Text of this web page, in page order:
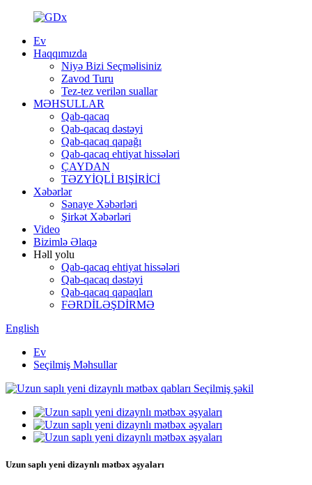
Ev
Haqqımızda
Niyə Bizi Seçməlisiniz
Zavod Turu
Tez-tez verilən suallar
MƏHSULLAR
Qab-qacaq
Qab-qacaq dəstəyi
Qab-qacaq qapağı
Qab-qacaq ehtiyat hissələri
ÇAYDAN
TƏZYİQLİ BIŞİRİCİ
Xəbərlər
Sənaye Xəbərləri
Şirkət Xəbərləri
Video
Bizimlə Əlaqə
Həll yolu
Qab-qacaq ehtiyat hissələri
Qab-qacaq dəstəyi
Qab-qacaq qapaqları
FƏRDİLƏŞDİRMƏ
English
Ev
Seçilmiş Məhsullar
Uzun saplı yeni dizaynlı mətbəx əşyaları